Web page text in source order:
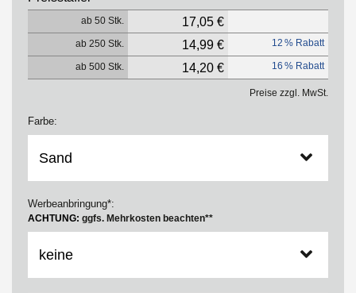
ab 50 Stk. 17,05 €
ab 250 Stk. 14,99 € 12 % Rabatt
ab 500 Stk. 14,20 € 16 % Rabatt
Preise zzgl. MwSt.
Farbe:
Werbeanbringung*:
ACHTUNG: ggfs. Mehrkosten beachten**